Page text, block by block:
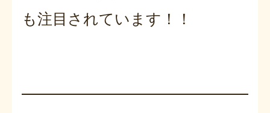
も注目されています！！